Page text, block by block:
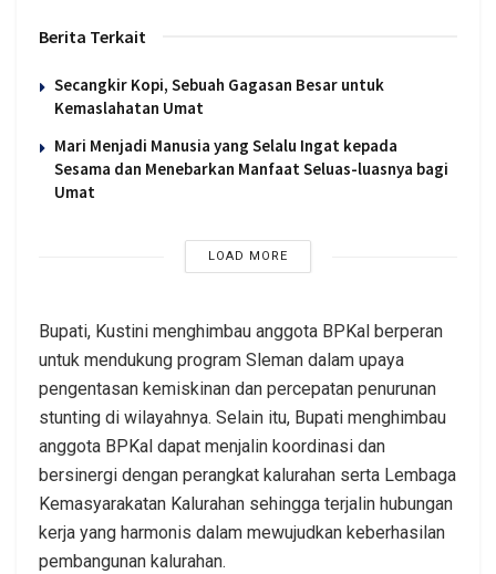
Berita Terkait
Secangkir Kopi, Sebuah Gagasan Besar untuk
Kemaslahatan Umat
Mari Menjadi Manusia yang Selalu Ingat kepada
Sesama dan Menebarkan Manfaat Seluas-luasnya bagi
Umat
LOAD MORE
Bupati, Kustini menghimbau anggota BPKal berperan
untuk mendukung program Sleman dalam upaya
pengentasan kemiskinan dan percepatan penurunan
stunting di wilayahnya. Selain itu, Bupati menghimbau
anggota BPKal dapat menjalin koordinasi dan
bersinergi dengan perangkat kalurahan serta Lembaga
Kemasyarakatan Kalurahan sehingga terjalin hubungan
kerja yang harmonis dalam mewujudkan keberhasilan
pembangunan kalurahan.